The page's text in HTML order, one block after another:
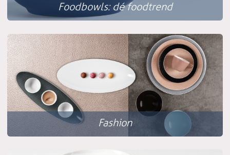
Foodbowls: dé foodtrend
Fashion